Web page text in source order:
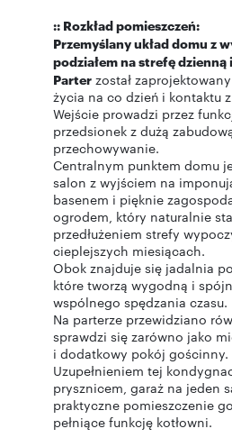
:: Rozkład pomieszczeń:
Przemyślany układ domu z
podziałem na strefę
Parter został
życia na co dzień i kontaktu
Wejście prowadzi przez
przedsionek z dużą
przechowywanie.
Centralnym punktem domu
salon z wyjściem na
basenem i pięknie
ogrodem, który naturalnie
przedłużeniem strefy
cieplejszych miesiącach.
Obok znajduje się jadalnia
które tworzą wygodną i
wspólnego spędzania czasu.
Na parterze przewidziano
sprawdzi się zarówno jako
i dodatkowy pokój gościnny.
Uzupełnieniem tej
prysznicem, garaż na jeden
praktyczne pomieszczenie
pełniące funkcję kotłowni.